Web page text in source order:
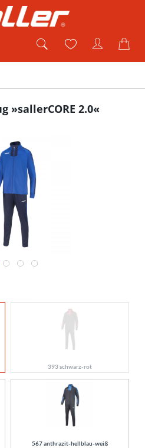
»sallerCORE 2.0«
393 schwarz-rot
567 anthrazit-hellblau-weiß